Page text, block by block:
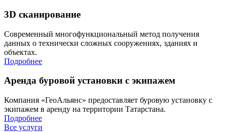
3D сканирование
Современный многофункциональный метод получения
данных о технически сложных сооружениях, зданиях и
объектах.
Подробнее
Аренда буровой установки с экипажем
Компания «ГеоАльянс» предоставляет буровую установку с
экипажем в аренду на территории Татарстана.
Подробнее
Все услуги